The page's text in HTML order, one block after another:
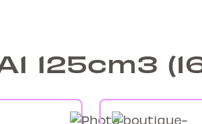
125cm3